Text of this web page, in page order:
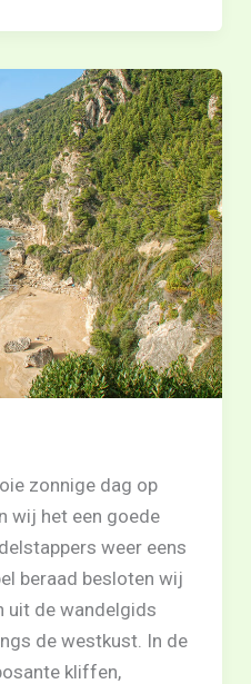
zonnige dag op
wij het een goede
weer eens
beraad besloten wij
uit de wandelgids
de westkust. In de
kliffen,